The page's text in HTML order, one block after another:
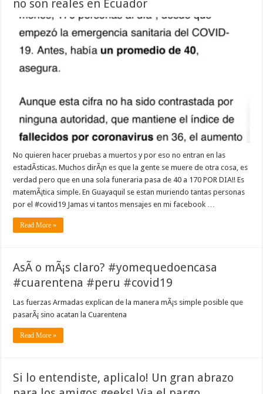
no son reales en Ecuador
No quieren hacer pruebas a muertos y por eso no entran en las
estadÃ­sticas. Muchos dirÃ¡n es que la gente se muere de otra cosa, es
verdad pero que en una sola funeraria pasa de 40 a 170 POR DIA!! Es
matemÃ¡tica simple. En Guayaquil se estan muriendo tantas personas
por el #covid19 Jamas vi tantos mensajes en mi facebook …
Read More »
AsÃ­ o mÃ¡s claro? #yomequedoencasa
#cuarentena #peru #covid19
Las fuerzas Armadas explican de la manera mÃ¡s simple posible que
pasarÃ¡ sino acatan la Cuarentena
Read More »
Si lo entendiste, aplicalo! Un gran abrazo